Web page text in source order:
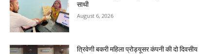
साथी
August 6, 2026
त्रिवेणी बकरी महिला प्रोड्यूसर कंपनी की दो दिवसीय